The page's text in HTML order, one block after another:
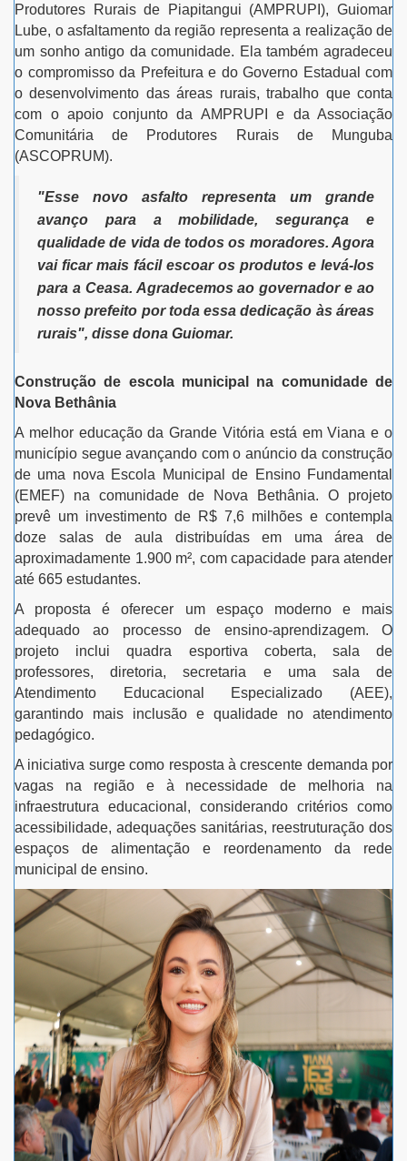
Produtores Rurais de Piapitangui (AMPRUPI), Guiomar
Lube, o asfaltamento da região representa a realização de
um sonho antigo da comunidade. Ela também agradeceu
o compromisso da Prefeitura e do Governo Estadual com
o desenvolvimento das áreas rurais, trabalho que conta
com o apoio conjunto da AMPRUPI e da Associação
Comunitária de Produtores Rurais de Munguba
(ASCOPRUM).
"Esse novo asfalto representa um grande
avanço para a mobilidade, segurança e
qualidade de vida de todos os moradores. Agora
vai ficar mais fácil escoar os produtos e levá-los
para a Ceasa. Agradecemos ao governador e ao
nosso prefeito por toda essa dedicação às áreas
rurais", disse dona Guiomar.
Construção de escola municipal na comunidade de
Nova Bethânia
A melhor educação da Grande Vitória está em Viana e o
município segue avançando com o anúncio da construção
de uma nova Escola Municipal de Ensino Fundamental
(EMEF) na comunidade de Nova Bethânia. O projeto
prevê um investimento de R$ 7,6 milhões e contempla
doze salas de aula distribuídas em uma área de
aproximadamente 1.900 m², com capacidade para atender
até 665 estudantes.
A proposta é oferecer um espaço moderno e mais
adequado ao processo de ensino-aprendizagem. O
projeto inclui quadra esportiva coberta, sala de
professores, diretoria, secretaria e uma sala de
Atendimento Educacional Especializado (AEE),
garantindo mais inclusão e qualidade no atendimento
pedagógico.
A iniciativa surge como resposta à crescente demanda por
vagas na região e à necessidade de melhoria na
infraestrutura educacional, considerando critérios como
acessibilidade, adequações sanitárias, reestruturação dos
espaços de alimentação e reordenamento da rede
municipal de ensino.